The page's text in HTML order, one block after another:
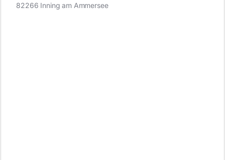
82266 Inning am Ammersee